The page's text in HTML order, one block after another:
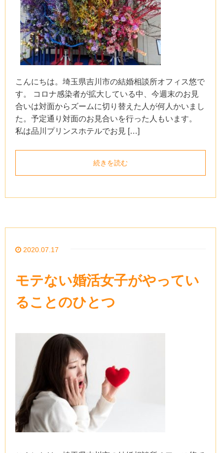
こんにちは。埼玉県吉川市の結婚相談所オフィス悠で
す。 コロナ感染者が拡大している中、今週末のお見
合いは対面からズームに切り替えた人が何人かいまし
た。予定通り対面のお見合いを行った人もいます。
私は品川プリンスホテルでお見 […]
続きを読む
2020.07.17
モテない婚活女子がやってい
ることのひとつ